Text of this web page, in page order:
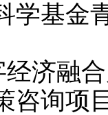
学基金
济融
咨询项